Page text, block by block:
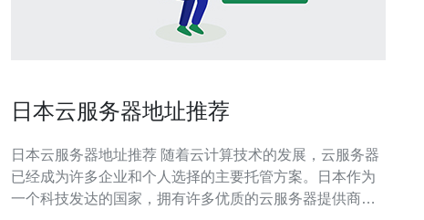
日本云服务器地址推荐
日本云服务器地址推荐 随着云计算技术的发展，云服务器
已经成为许多企业和个人选择的主要托管方案。日本作为
一个科技发达的国家，拥有许多优质的云服务器提供商。